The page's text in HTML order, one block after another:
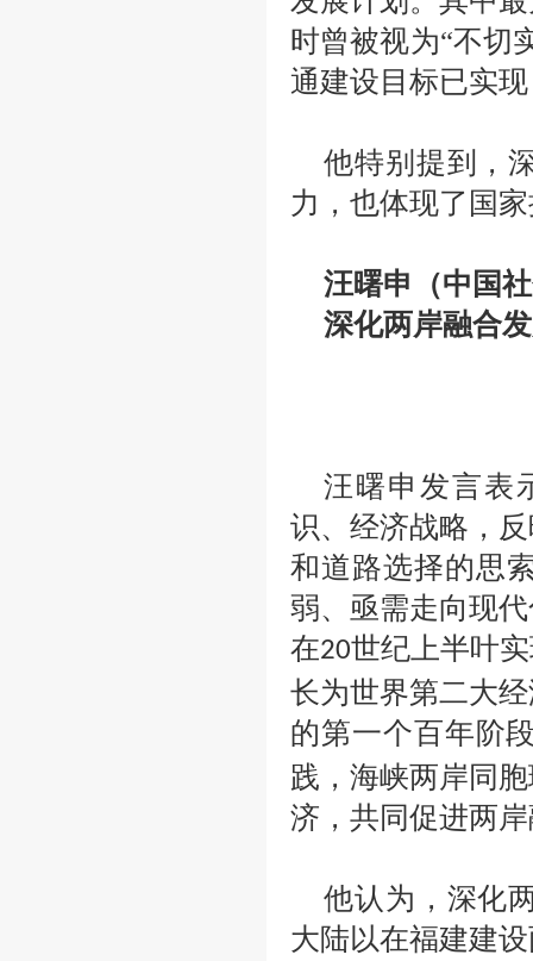
时曾被视为“不切
通建设目标已实
他特别提到，
力，也体现了国
汪曙申（中国
深化两岸融合
汪曙申发言表
识、经济战略，
和道路选择的思
弱、亟需走向现
在20世纪上半叶
长为世界第二大
的第一个百年阶
践，海峡两岸同
济，共同促进两
他认为，深化
大陆以在福建建